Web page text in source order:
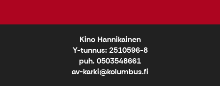
Kino Hannikainen
Y-tunnus: 2510596-8
puh. 0503548661
av-karki@kolumbus.fi